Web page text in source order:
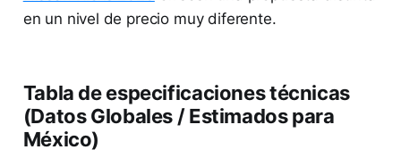
en un nivel de precio muy diferente.
Tabla de especificaciones técnicas
(Datos Globales / Estimados para
México)